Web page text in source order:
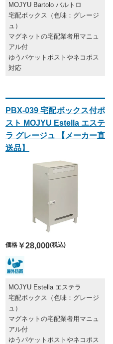
MOJYU Bartolo バルトロ
宅配ボックス（色味：グレージ
ュ）
マグネットの宅配業者用マニュ
アル付
ゆうパケットポストやネコポス
対応
PBX-039 宅配ボックス付ポ
スト MOJYU Estella エステ
ラ グレージュ 【メーカー直
送品】
価格￥28,000(税込)
MOJYU Estella エステラ
宅配ボックス（色味：グレージ
ュ）
マグネットの宅配業者用マニュ
アル付
ゆうパケットポストやネコポス